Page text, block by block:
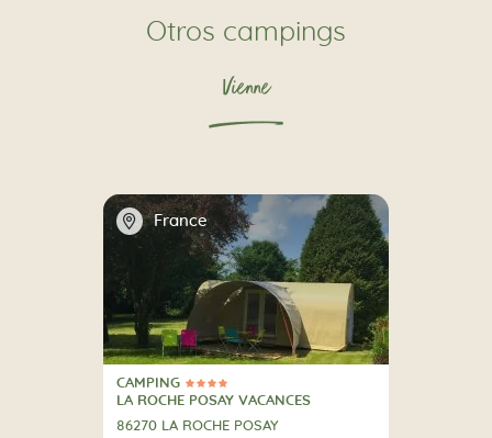
Otros campings
Vienne
📍 France
4 Estrellas
CAMPING
CAMPING
LA ROCHE POSAY VACANCES
86270 LA ROCHE POSAY